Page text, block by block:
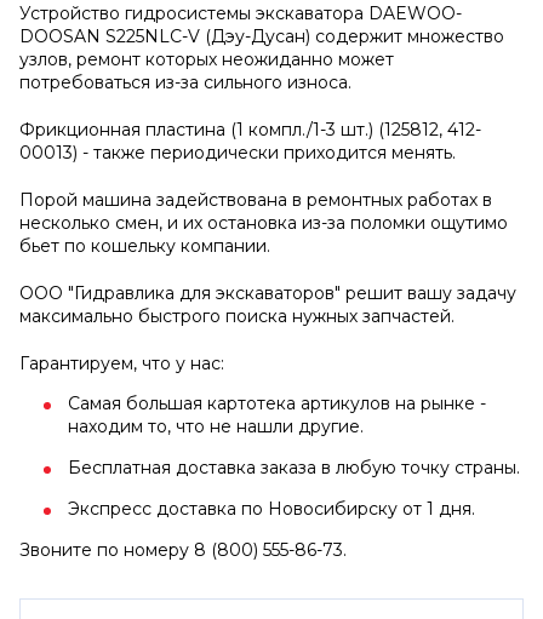
Устройство гидросистемы экскаватора DAEWOO-
DOOSAN S225NLC-V (Дэу-Дусан) содержит множество
узлов, ремонт которых неожиданно может
потребоваться из-за сильного износа.
Фрикционная пластина (1 компл./1-3 шт.) (125812, 412-
00013) - также периодически приходится менять.
Порой машина задействована в ремонтных работах в
несколько смен, и их остановка из-за поломки ощутимо
бьет по кошельку компании.
ООО "Гидравлика для экскаваторов" решит вашу задачу
максимально быстрого поиска нужных запчастей.
Гарантируем, что у нас:
Самая большая картотека артикулов на рынке -
находим то, что не нашли другие.
Бесплатная доставка заказа в любую точку страны.
Экспресс доставка по Новосибирску от 1 дня.
Звоните по номеру 8 (800) 555-86-73.